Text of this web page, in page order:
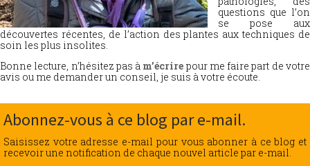
questions que l’on
se pose aux
découvertes récentes, de l’action des plantes aux techniques de
soin les plus insolites.
Bonne lecture, n’hésitez pas à m’écrire pour me faire part de votre
avis ou me demander un conseil, je suis à votre écoute.
Abonnez-vous à ce blog par e-mail.
Saisissez votre adresse e-mail pour vous abonner à ce blog et
recevoir une notification de chaque nouvel article par e-mail.